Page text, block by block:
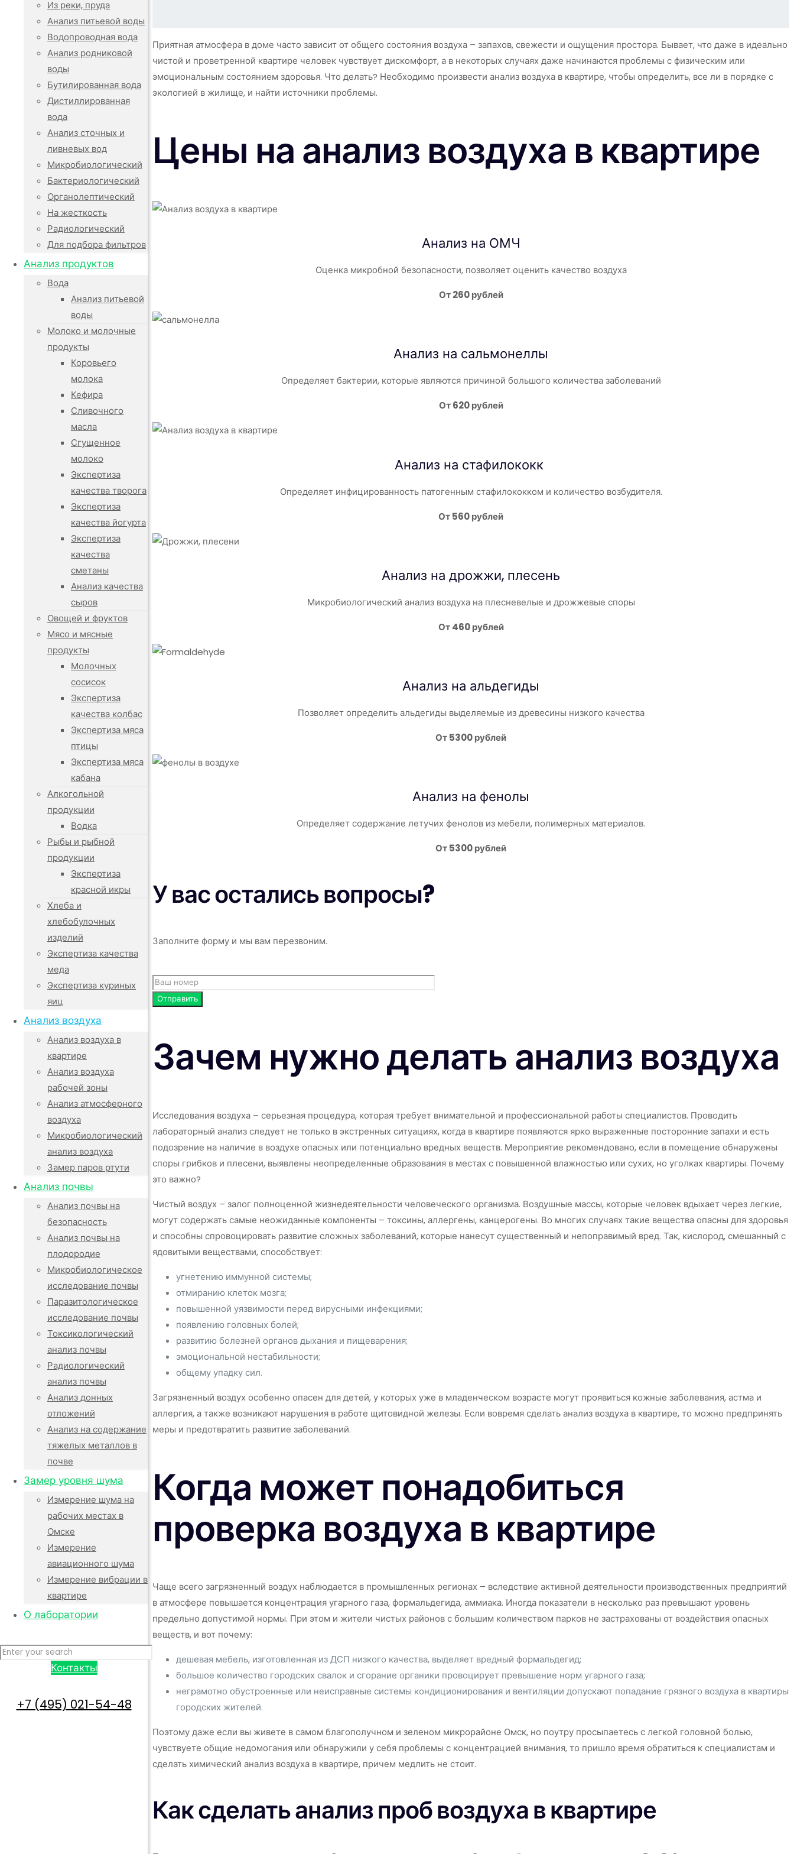
Из реки, пруда
Анализ питьевой воды
Водопроводная вода
Анализ родниковой
воды
Бутилированная вода
Дистиллированная
вода
Анализ сточных и
ливневых вод
Микробиологический
Бактериологический
Органолептический
На жесткость
Радиологический
Для подбора фильтров
Анализ продуктов
Вода
Анализ питьевой
воды
Молоко и молочные
продукты
Коровьего
молока
Кефира
Сливочного
масла
Сгущенное
молоко
Экспертиза
качества творога
Экспертиза
качества йогурта
Экспертиза
качества
сметаны
Анализ качества
сыров
Овощей и фруктов
Мясо и мясные
продукты
Молочных
сосисок
Экспертиза
качества колбас
Экспертиза мяса
птицы
Экспертиза мяса
кабана
Алкогольной
продукции
Водка
Рыбы и рыбной
продукции
Экспертиза
красной икры
Хлеба и
хлебобулочных
изделий
Экспертиза качества
меда
Экспертиза куриных
яиц
Анализ воздуха
Анализ воздуха в
квартире
Анализ воздуха
рабочей зоны
Анализ атмосферного
воздуха
Микробиологический
анализ воздуха
Замер паров ртути
Анализ почвы
Анализ почвы на
безопасность
Анализ почвы на
плодородие
Микробиологическое
исследование почвы
Паразитологическое
исследование почвы
Токсикологический
анализ почвы
Радиологический
анализ почвы
Анализ донных
отложений
Анализ на содержание
тяжелых металлов в
почве
Замер уровня шума
Измерение шума на
рабочих местах в
Омске
Измерение
авиационного шума
Измерение вибрации в
квартире
О лаборатории
Контакты
+7 (495) 021-54-48
Приятная атмосфера в доме часто зависит от общего состояния воздуха – запахов, свежести и ощущения простора. Бывает, что даже в идеально
чистой и проветренной квартире человек чувствует дискомфорт, а в некоторых случаях даже начинаются проблемы с физическим или
эмоциональным состоянием здоровья. Что делать? Необходимо произвести анализ воздуха в квартире, чтобы определить, все ли в порядке с
экологией в жилище, и найти источники проблемы.
Цены на анализ воздуха в квартире
Анализ на ОМЧ
Оценка микробной безопасности, позволяет оценить качество воздуха
От 260 рублей
Анализ на сальмонеллы
Определяет бактерии, которые являются причиной большого количества заболеваний
От 620 рублей
Анализ на стафилококк
Определяет инфицированность патогенным стафилококком и количество возбудителя.
От 560 рублей
Анализ на дрожжи, плесень
Микробиологический анализ воздуха на плесневелые и дрожжевые споры
От 460 рублей
Анализ на альдегиды
Позволяет определить альдегиды выделяемые из древесины низкого качества
От 5300 рублей
Анализ на фенолы
Определяет содержание летучих фенолов из мебели, полимерных материалов.
От 5300 рублей
У вас остались вопросы?
Заполните форму и мы вам перезвоним.
Зачем нужно делать анализ воздуха
Исследования воздуха – серьезная процедура, которая требует внимательной и профессиональной работы специалистов. Проводить
лабораторный анализ следует не только в экстренных ситуациях, когда в квартире появляются ярко выраженные посторонние запахи и есть
подозрение на наличие в воздухе опасных или потенциально вредных веществ. Мероприятие рекомендовано, если в помещение обнаружены
споры грибков и плесени, выявлены неопределенные образования в местах с повышенной влажностью или сухих, но уголках квартиры. Почему
это важно?
Чистый воздух – залог полноценной жизнедеятельности человеческого организма. Воздушные массы, которые человек вдыхает через легкие,
могут содержать самые неожиданные компоненты – токсины, аллергены, канцерогены. Во многих случаях такие вещества опасны для здоровья
и способны спровоцировать развитие сложных заболеваний, которые нанесут существенный и непоправимый вред. Так, кислород, смешанный с
ядовитыми веществами, способствует:
угнетению иммунной системы;
отмиранию клеток мозга;
повышенной уязвимости перед вирусными инфекциями;
появлению головных болей;
развитию болезней органов дыхания и пищеварения;
эмоциональной нестабильности;
общему упадку сил.
Загрязненный воздух особенно опасен для детей, у которых уже в младенческом возрасте могут проявиться кожные заболевания, астма и
аллергия, а также возникают нарушения в работе щитовидной железы. Если вовремя сделать анализ воздуха в квартире, то можно предпринять
меры и предотвратить развитие заболеваний.
Когда может понадобиться
проверка воздуха в квартире
Чаще всего загрязненный воздух наблюдается в промышленных регионах – вследствие активной деятельности производственных предприятий
в атмосфере повышается концентрация угарного газа, формальдегида, аммиака. Иногда показатели в несколько раз превышают уровень
предельно допустимой нормы. При этом и жители чистых районов с большим количеством парков не застрахованы от воздействия опасных
веществ, и вот почему:
дешевая мебель, изготовленная из ДСП низкого качества, выделяет вредный формальдегид;
большое количество городских свалок и сгорание органики провоцирует превышение норм угарного газа;
неграмотно обустроенные или неисправные системы кондиционирования и вентиляции допускают попадание грязного воздуха в квартиры
городских жителей.
Поэтому даже если вы живете в самом благополучном и зеленом микрорайоне Омск, но поутру просыпаетесь с легкой головной болью,
чувствуете общие недомогания или обнаружили у себя проблемы с концентрацией внимания, то пришло время обратиться к специалистам и
сделать химический анализ воздуха в квартире, причем медлить не стоит.
Как сделать анализ проб воздуха в квартире